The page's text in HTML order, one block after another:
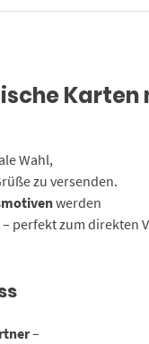
Wahl,
zu versenden.
werden
perfekt zum direkten
–